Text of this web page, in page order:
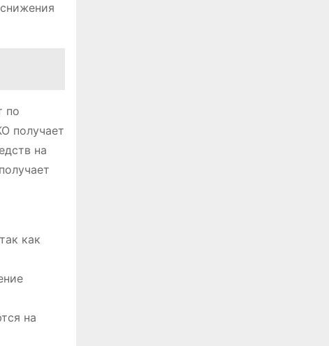
по
получает
на
как
на